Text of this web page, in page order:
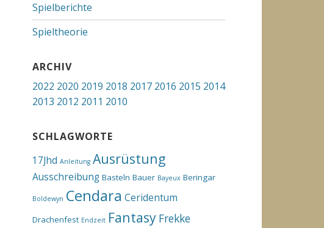
Spielberichte
Spieltheorie
ARCHIV
2022 2020 2019 2018 2017 2016 2015 2014
2013 2012 2011 2010
SCHLAGWORTE
17Jhd Anleitung Ausrüstung
Ausschreibung Basteln Bauer Bayeux Beringar
Boldewyn Cendara Ceridentum
Drachenfest Endzeit Fantasy Frekke